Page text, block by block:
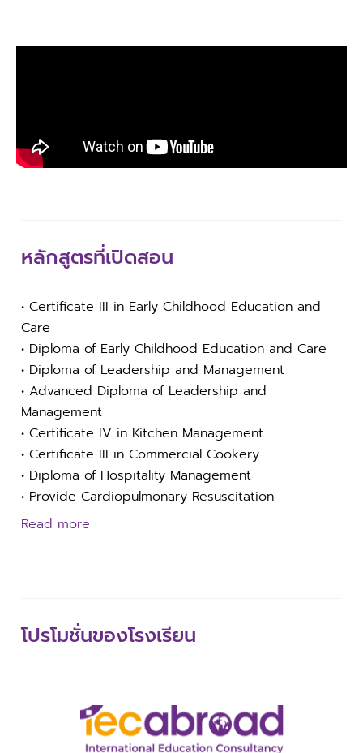
หลักสูตรที่เปิดสอน
• Certificate III in Early Childhood Education and
Care
• Diploma of Early Childhood Education and Care
• Diploma of Leadership and Management
• Advanced Diploma of Leadership and
Management
• Certificate IV in Kitchen Management
• Certificate III in Commercial Cookery
• Diploma of Hospitality Management
• Provide Cardiopulmonary Resuscitation
Read more
โปรโมชั่นของโรงเรียน